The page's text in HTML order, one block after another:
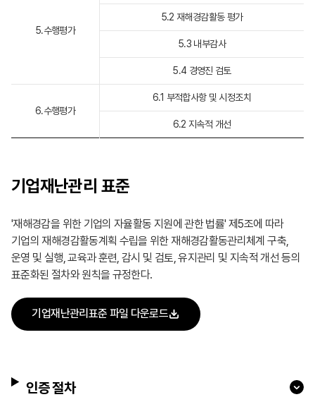
5.수행평가
5.2 재해경감활동 평가
5.3 내부감사
5.4 경영진 검토
6.수행평가
6.1 부적합사항 및 시정조치
6.2 지속적 개선
기업재난관리 표준
'재해경감을 위한 기업의 자율활동 지원에 관한 법률' 제5조에 따라
기업의 재해경감활동계획 수립을 위한 재해경감활동관리체계 구축,
운영 및 실행, 교육과 훈련, 감시 및 검토, 유지관리 및 지속적 개선 등의
표준화된 절차와 원칙을 규정한다.
기업재난관리표준 파일 다운로드
인증 절차